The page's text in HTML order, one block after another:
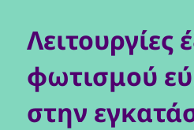
Λειτουργίες
φωτισμού
στην